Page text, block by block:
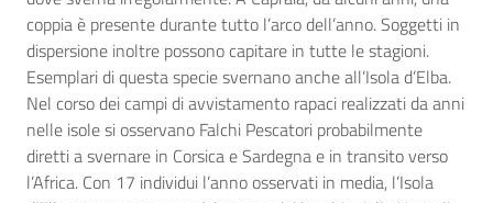
coppia è presente durante tutto l’arco dell’anno. Soggetti in
dispersione inoltre possono capitare in tutte le stagioni.
Esemplari di questa specie svernano anche all’Isola d’Elba.
Nel corso dei campi di avvistamento rapaci realizzati da anni
nelle isole si osservano Falchi Pescatori probabilmente
diretti a svernare in Corsica e Sardegna e in transito verso
l’Africa. Con 17 individui l’anno osservati in media, l’Isola